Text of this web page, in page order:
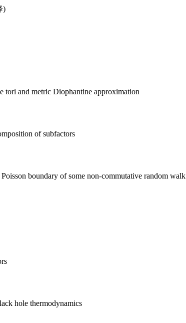
)
tori and metric Diophantine approximation
of subfactors
boundary of some non-commutative random walk
hole thermodynamics